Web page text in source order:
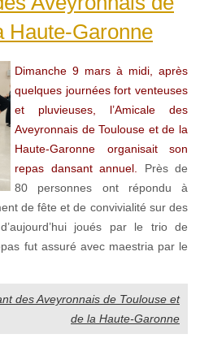
Haute-Garonne
Dimanche 9 mars à midi, après
quelques journées fort venteuses
et pluvieuses, l’Amicale des
Aveyronnais de Toulouse et de la
Haute-Garonne organisait son
repas dansant annuel.
Près de
80 personnes ont répondu à
de fête et de convivialité sur des
joués par le trio de
fut assuré avec maestria par le
des Aveyronnais de Toulouse et
de la Haute-Garonne